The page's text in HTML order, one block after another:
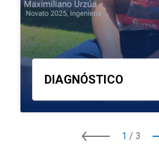
DIAGNÓSTICO
1 / 3